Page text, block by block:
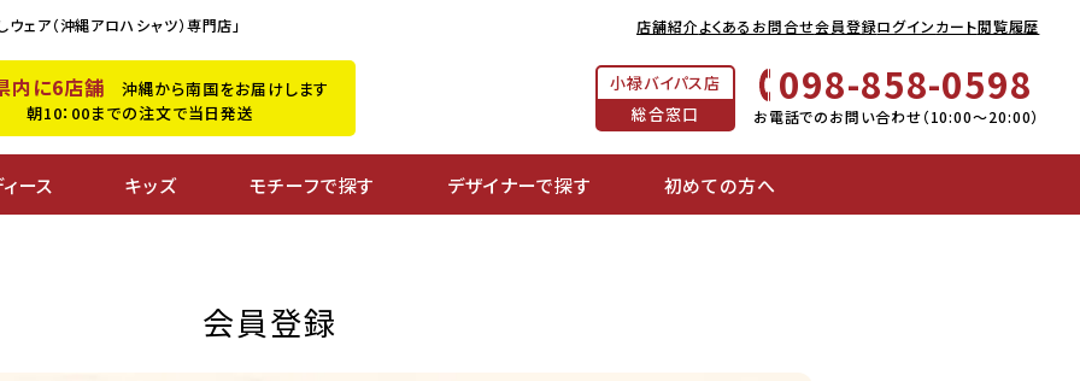
ェア（沖縄アロハシャツ）専門店」 店舗紹介よくあるお問合せ会員登録ログインカート閲覧履歴
内に6店舗 沖縄から南国をお届けします
朝10：00までの注文で当日発送
小禄バイパス店
総合窓口
098-858-0598
お電話でのお問い合わせ（10:00～20:00）
ース キッズ モチーフで探す デザイナーで探す 初めての方へ
会員登録